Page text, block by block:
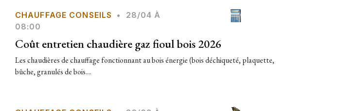
CHAUFFAGE CONSEILS •
28/04 À
08:00
Coût entretien chaudière gaz fioul bois 2026
Les chaudières de chauffage fonctionnant au bois énergie (bois déchiqueté, plaquette,
bûche, granulés de bois....